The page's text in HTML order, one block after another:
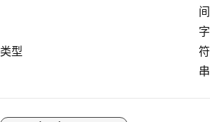
间
类型
字
符
串